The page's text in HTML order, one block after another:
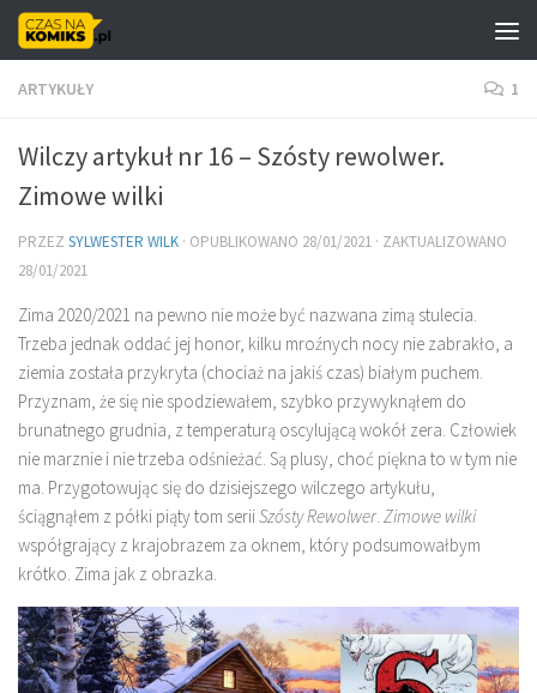
Skip to content
ARTYKUŁY 1
Wilczy artykuł nr 16 – Szósty rewolwer.
Zimowe wilki
PRZEZ SYLWESTER WILK · OPUBLIKOWANO 28/01/2021 · ZAKTUALIZOWANO
28/01/2021
Zima 2020/2021 na pewno nie może być nazwana zimą stulecia.
Trzeba jednak oddać jej honor, kilku mroźnych nocy nie zabrakło, a
ziemia została przykryta (chociaż na jakiś czas) białym puchem.
Przyznam, że się nie spodziewałem, szybko przywyknąłem do
brunatnego grudnia, z temperaturą oscylującą wokół zera. Człowiek
nie marznie i nie trzeba odśnieżać. Są plusy, choć piękna to w tym nie
ma. Przygotowując się do dzisiejszego wilczego artykułu,
ściągnąłem z półki piąty tom seriiSzósty Rewolwer. Zimowe wilki
współgrający z krajobrazem za oknem, który podsumowałbym
krótko. Zima jak z obrazka.